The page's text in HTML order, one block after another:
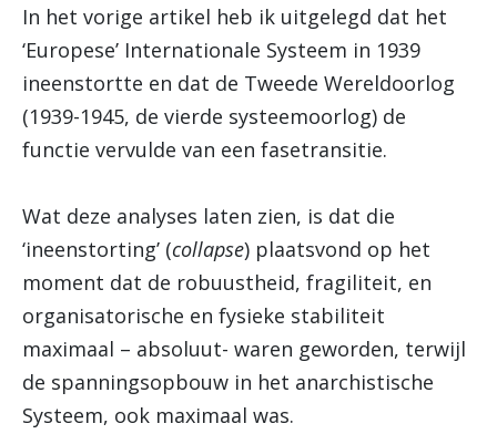
In het vorige artikel heb ik uitgelegd dat het
‘Europese’ Internationale Systeem in 1939
ineenstortte en dat de Tweede Wereldoorlog
(1939-1945, de vierde systeemoorlog) de
functie vervulde van een fasetransitie.
Wat deze analyses laten zien, is dat die
‘ineenstorting’ (collapse) plaatsvond op het
moment dat de robuustheid, fragiliteit, en
organisatorische en fysieke stabiliteit
maximaal – absoluut- waren geworden, terwijl
de spanningsopbouw in het anarchistische
Systeem, ook maximaal was.